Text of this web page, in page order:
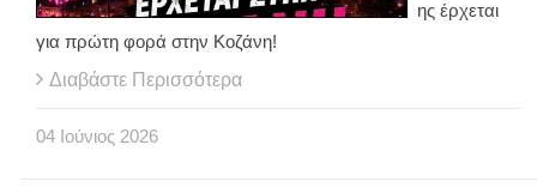
ης έρχεται
για πρώτη φορά στην Κοζάνη!
Διαβάστε Περισσότερα
04 Ιούνιος 2026